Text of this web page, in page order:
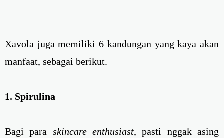
Xavola juga memiliki 6 kandungan yang kaya akan
manfaat, sebagai berikut.
1. Spirulina
Bagi para skincare enthusiast, pasti nggak asing